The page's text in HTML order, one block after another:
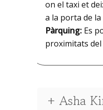
on el taxi et
a la porta de
Pàrquing: Es
proximitats del
+ Asha